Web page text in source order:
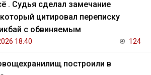
. Судья сделал замечание
цитировал переписку
с обвиняемым
18:40 124
построили в